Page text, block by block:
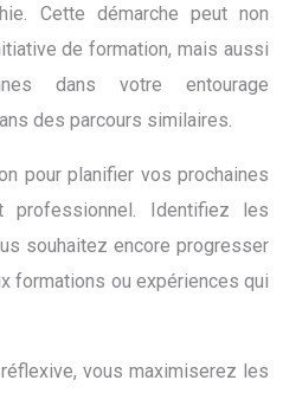
Cette démarche peut non
de formation, mais aussi
dans votre entourage
des parcours similaires.
pour planifier vos prochaines
professionnel. Identifiez les
souhaitez encore progresser
formations ou expériences qui
vous maximiserez les